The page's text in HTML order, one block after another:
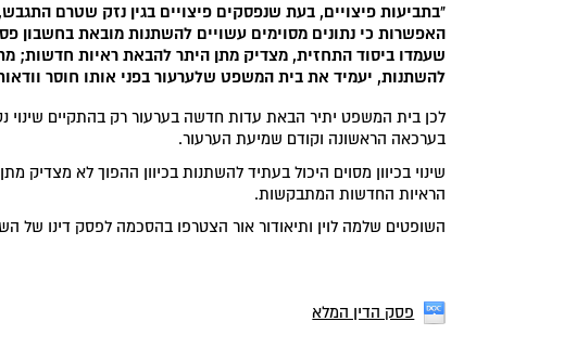
"בתביעות פיצויים, בעת שנפסקים פיצויים בגין נזק שטרם
האפשרות כי נתונים מסוימים עשויים להשתנות מובאת בחשבון
שעמדו ביסוד התחזית, מצדיק מתן היתר להבאת ראיות חדשות;
להשתנות, יעמיד את בית המשפט שלערעור בפני אותו חוסר
לכן בית המשפט יתיר הבאת עדות חדשה בערעור רק בהתקיים שינוי
בערכאה הראשונה וקודם שמיעת הערעור.
שינוי בכיוון מסוים היכול בעתיד להשתנות בכיוון ההפוך לא
הראיות החדשות המתבקשות.
השופטים שלמה לוין ותיאודור אור הצטרפו בהסכמה לפסק דינו של
פסק הדין המלא